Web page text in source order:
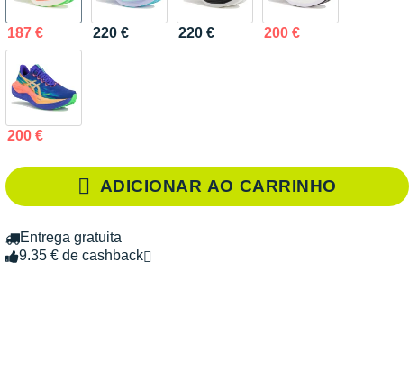
187 € 220 € 220 € 200 €
200 €
ADICIONAR AO CARRINHO
Entrega gratuita
9.35 € de cashback